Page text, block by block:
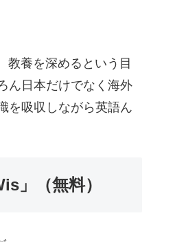
教養を深めるという目
ん日本だけでなく海外
を吸収しながら英語ん
」（無料）